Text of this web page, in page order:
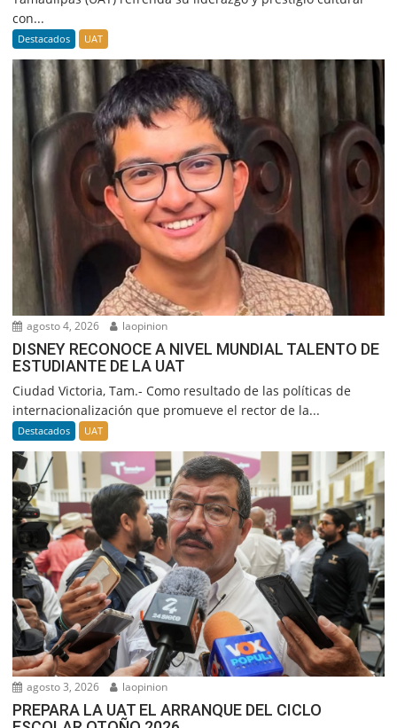
con...
Destacados UAT
agosto 4, 2026 laopinion
DISNEY RECONOCE A NIVEL MUNDIAL TALENTO DE
ESTUDIANTE DE LA UAT
Ciudad Victoria, Tam.- Como resultado de las políticas de
internacionalización que promueve el rector de la...
Destacados UAT
agosto 3, 2026 laopinion
PREPARA LA UAT EL ARRANQUE DEL CICLO